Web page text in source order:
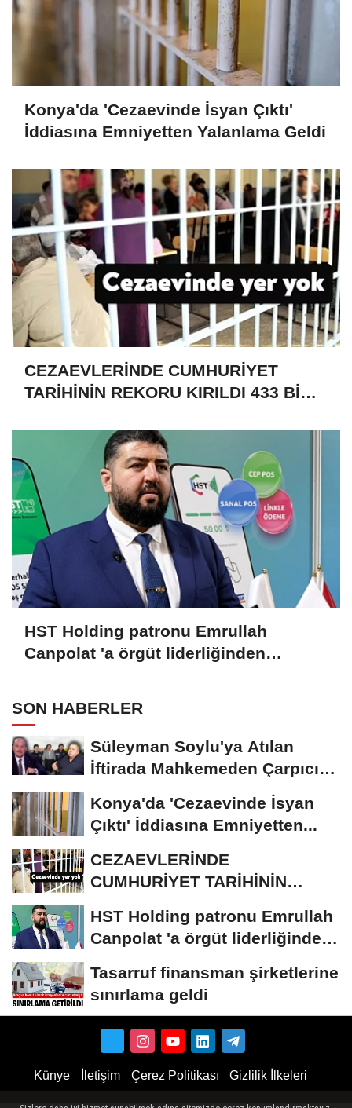
Konya'da 'Cezaevinde İsyan Çıktı'
İddiasına Emniyetten Yalanlama Geldi
CEZAEVLERİNDE CUMHURİYET
TARİHİNİN REKORU KIRILDI 433 BİN
HST Holding patronu Emrullah
Canpolat 'a örgüt liderliğinden
SON HABERLER
Süleyman Soylu'ya Atılan
İftirada Mahkemeden Çarpıcı
Konya'da 'Cezaevinde İsyan
Çıktı' İddiasına Emniyetten...
CEZAEVLERİNDE
CUMHURİYET TARİHİNİN
KİŞİ...
HST Holding patronu Emrullah
Canpolat 'a örgüt liderliğinden
Tasarruf finansman şirketlerine
sınırlama geldi
Künye İletişim Çerez Politikası Gizlilik İlkeleri